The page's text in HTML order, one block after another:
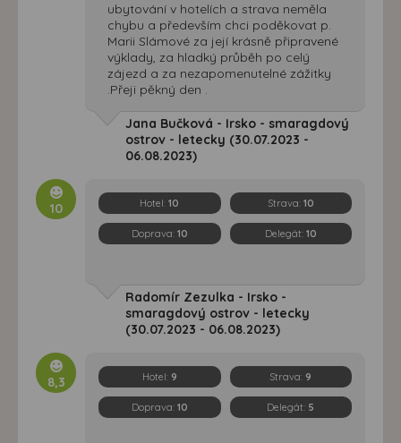
ubytování v hotelích a strava neměla
chybu a především chci poděkovat p.
Marii Slámové za její krásně připravené
výklady, za hladký průběh po celý
zájezd a za nezapomenutelné zážitky
.Přeji pěkný den .
Jana Bučková - Irsko - smaragdový
ostrov - letecky (30.07.2023 -
06.08.2023)
10 Hotel:10 Strava: 10
Doprava: 10 Delegát: 10
Radomír Zezulka - Irsko -
smaragdový ostrov - letecky
(30.07.2023 - 06.08.2023)
8,3 Hotel: 9 Strava: 9
Doprava: 10 Delegát: 5